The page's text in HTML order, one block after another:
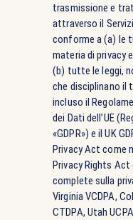
trasmissione e
attraverso il
conforme a (a) le
materia di privacy
(b) tutte le leggi,
che disciplinano il
incluso il
dei Dati dell’UE
«GDPR») e il UK
Privacy Act come
Privacy Rights Act
complete sulla
Virginia VCDPA,
CTDPA, Utah